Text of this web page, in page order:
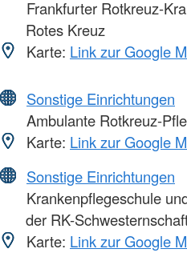
Frankfurter Rotkreuz-
Rotes Kreuz
Karte: Link zur Google
Sonstige Einrichtungen
Ambulante Rotkreuz-
Karte: Link zur Google
Sonstige Einrichtungen
Krankenpflegeschule
der RK-
Karte: Link zur Google